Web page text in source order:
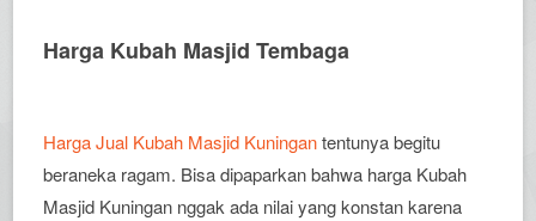
Harga Kubah Masjid Tembaga
Harga Jual Kubah Masjid Kuningantentunya begitu
beraneka ragam. Bisa dipaparkan bahwa harga Kubah
Masjid Kuningan nggak ada nilai yang konstan karena